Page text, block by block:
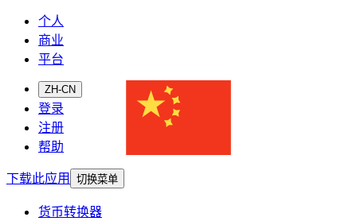
个人
商业
平台
ZH-CN
登录
注册
帮助
下载此应用
切换菜单
货币转换器